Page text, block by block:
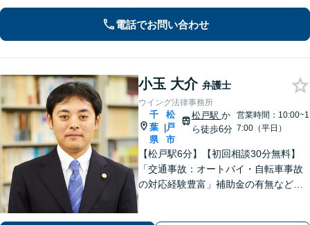
動産など分野の区別なく、複雑・特殊
な事案でも全力で対応します。千葉県
電話でお問い合わせ
小玉 大介 弁護士
ウイング法律事務所
千
葉
県
|
松
戸
市
松戸駅 か
ら徒歩6分
営業時間：10:00~1
7:00（平日）
【松戸駅6分】【初回相談30分無料】
「交通事故：オートバイ・自転車事故
の対応経験豊富」補助金の有無など、